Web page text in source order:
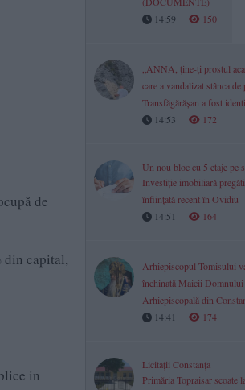
de
din capital,
in
14:59
150
„ANNA, ține-ți prostul
care a vandalizat stânca de
Transfăgărășan a fost
14:53
172
Un nou bloc cu 5 etaje pe
Investiție imobiliară
înființată recent în Ovidiu
14:51
164
Arhiepiscopul Tomisului
închinată Maicii Domnului
Arhiepiscopală din
14:41
174
Licitații Constanța
Primăria Topraisar scoate